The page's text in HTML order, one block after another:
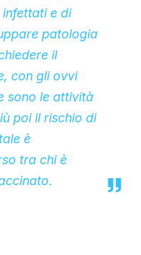
e di
patologia
il
con gli ovvi
sono le attività
poi il rischio di
è
tra chi è